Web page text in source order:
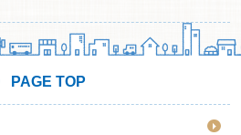
PAGE TOP